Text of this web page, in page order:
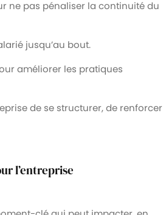
ne pas pénaliser la continuité du
jusqu’au bout.
améliorer les pratiques
de se structurer, de renforcer
l’entreprise